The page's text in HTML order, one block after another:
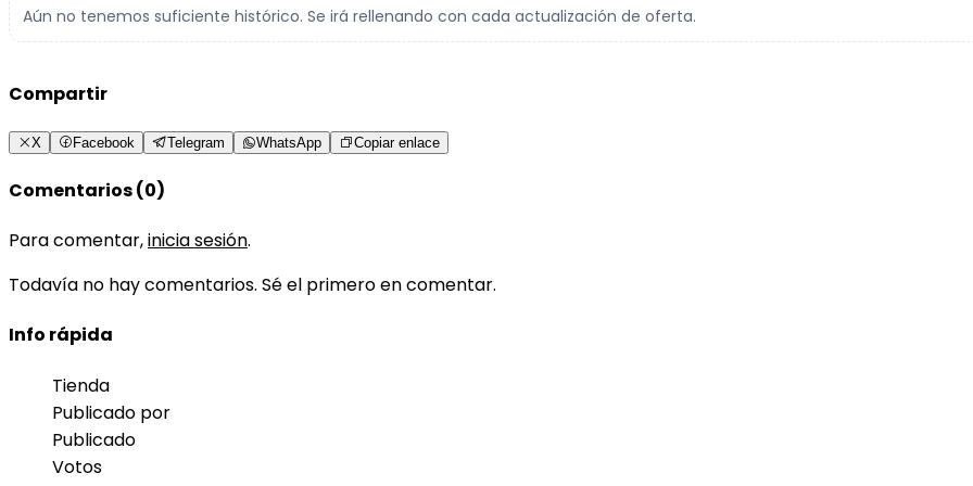
Aún no tenemos suficiente histórico. Se irá rellenando con cada actualización de oferta.
Compartir
X Facebook Telegram WhatsApp Copiar enlace
Comentarios (0)
Para comentar,inicia sesión.
Todavía no hay comentarios. Sé el primero en comentar.
Info rápida
Tienda
Publicado por
Publicado
Votos